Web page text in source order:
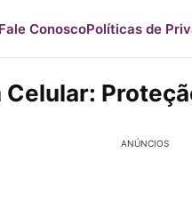
ConoscoPolíticas de
ANÚNCIOS